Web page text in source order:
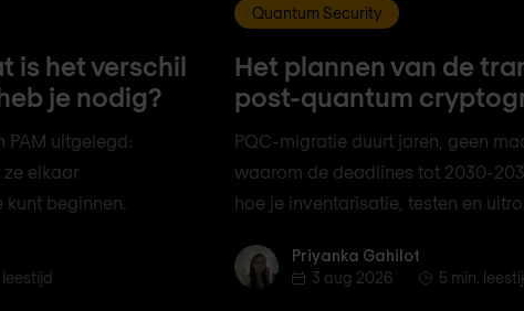
is het verschil
je nodig?
PAM uitgelegd:
elkaar
beginnen.
leestijd
Quantum Security
Het plannen van de
post-quantum
PQC-migratie duurt jaren, geen
waarom de deadlines tot 2030-
hoe je inventarisatie, testen en
Priyanka Gahilot
Priyanka Gahilot
3 aug 2026
5 min.